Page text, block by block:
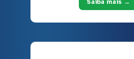
Saiba mais →